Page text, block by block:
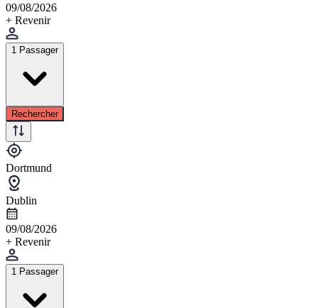
09/08/2026
+ Revenir
1 Passager
Rechercher
Dortmund
Dublin
09/08/2026
+ Revenir
1 Passager